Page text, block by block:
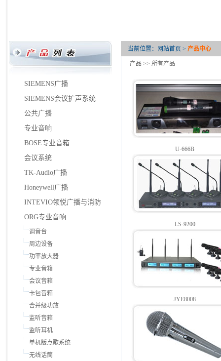
SIEMENS广播
SIEMENS会议扩声系统
公共广播
专业音响
BOSE专业音箱
会议系统
TK-Audio广播
Honeywell广播
INTEVIO领悦广播与消防
ORG专业音响
调音台
周边设备
功率放大器
专业音箱
会议音箱
卡包音箱
合并级功放
监听音箱
监听耳机
单机版点歌系统
无线话筒
当前位置： 网站首页 > 产品中心
产品 >> 所有产品
U-666B
LS-9200
JYE8008